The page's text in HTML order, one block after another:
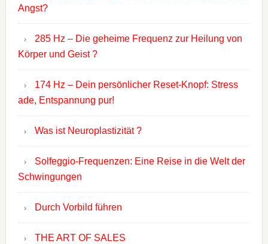
Angst?
285 Hz – Die geheime Frequenz zur Heilung von
Körper und Geist ?
174 Hz – Dein persönlicher Reset-Knopf: Stress
ade, Entspannung pur!
Was ist Neuroplastizität ?
Solfeggio-Frequenzen: Eine Reise in die Welt der
Schwingungen
Durch Vorbild führen
THE ART OF SALES